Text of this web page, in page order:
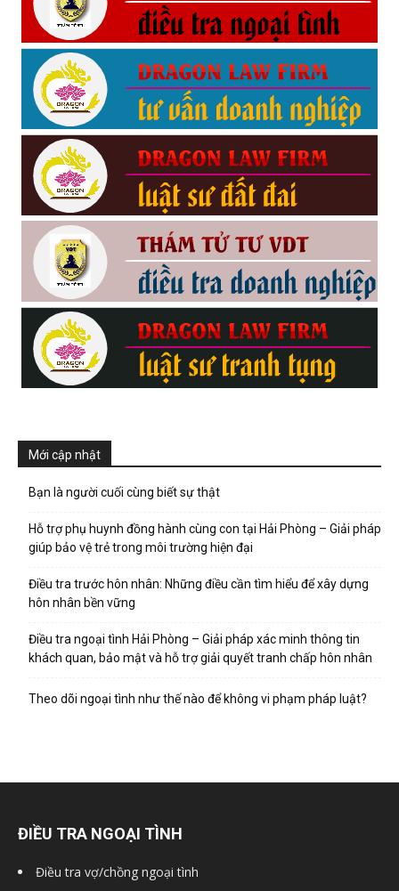
Mới cập nhật
Bạn là người cuối cùng biết sự thật
Hỗ trợ phụ huynh đồng hành cùng con tại Hải Phòng – Giải pháp
giúp bảo vệ trẻ trong môi trường hiện đại
Điều tra trước hôn nhân: Những điều cần tìm hiểu để xây dựng
hôn nhân bền vững
Điều tra ngoại tình Hải Phòng – Giải pháp xác minh thông tin
khách quan, bảo mật và hỗ trợ giải quyết tranh chấp hôn nhân
Theo dõi ngoại tình như thế nào để không vi phạm pháp luật?
ĐIỀU TRA NGOẠI TÌNH
Điều tra vợ/chồng ngoại tình